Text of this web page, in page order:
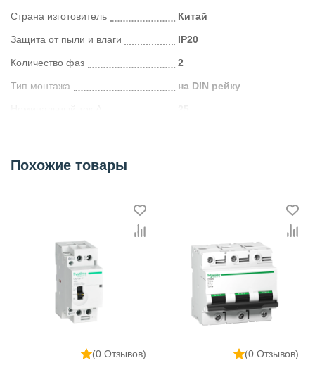
Страна изготовитель Китай
Защита от пыли и влаги IP20
Количество фаз 2
Тип монтажа на DIN рейку
Похожие товары
(0 Отзывов)
(0 Отзывов)